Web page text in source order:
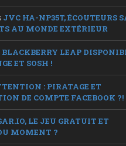
JVC HA-NP35T, ÉCOUTEURS
AU MONDE EXTÉRIEUR
BLACKBERRY LEAP
ET SOSH !
: PIRATAGE ET
DE COMPTE FACEBOOK ?!
LE JEU GRATUIT ET
MOMENT ?